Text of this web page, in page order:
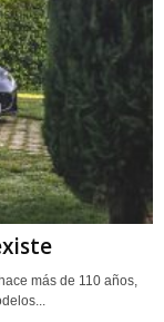
más de 110 años,